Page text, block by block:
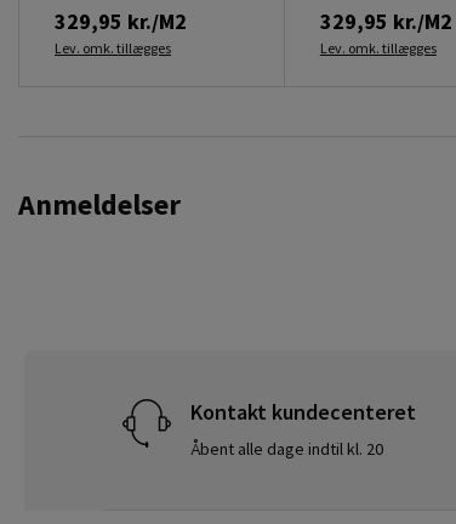
329,95 kr./M2
Lev. omk. tillægges
329,95 kr./M2
Lev. omk. tillægges
Anmeldelser
Kontakt kundecenteret
Åbent alle dage indtil kl. 20